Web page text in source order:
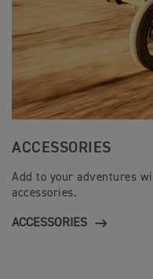
ACCESSORIES
Add to your adventures
accessories.
ACCESSORIES